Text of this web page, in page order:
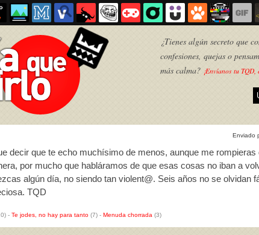
¿Tienes algún secreto que
confesiones, quejas o
más calma? ¡Envíanos tu
Enviado
decir que te echo muchísimo de menos, aunque me
por mucho que habláramos de que esas cosas no iban a
algún día, no siendo tan violent@. Seis años no se olvidan
TQD
- Te jodes, no hay para tanto (7) - Menuda chorrada (3)